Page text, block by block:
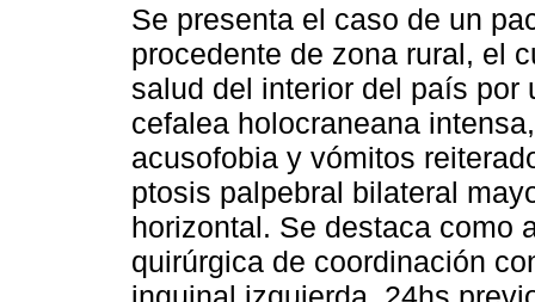
Se presenta el caso de un
procedente de zona rural, el
salud del interior del país
cefalea holocraneana
acusofobia y vómitos
ptosis palpebral bilateral
horizontal. Se destaca como
quirúrgica de coordinación